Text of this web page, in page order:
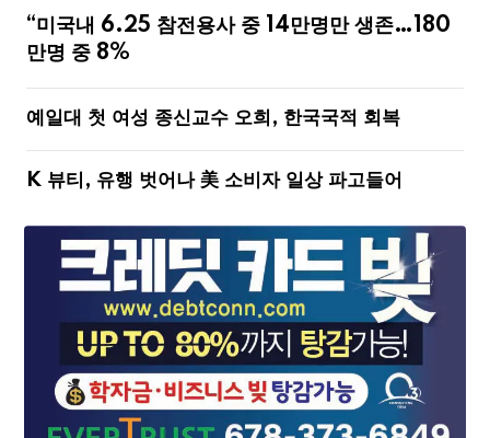
“미국내 6.25 참전용사 중 14만명만 생존…180
만명 중 8%
예일대 첫 여성 종신교수 오희, 한국국적 회복
K 뷰티, 유행 벗어나 美 소비자 일상 파고들어